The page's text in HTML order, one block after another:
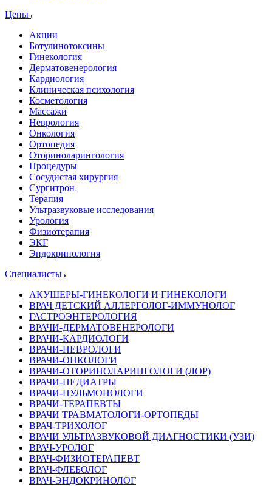
Цены
Акции
Ботулинотоксины
Гинекология
Дерматовенерология
Кардиология
Клиническая психология
Косметология
Массажи
Неврология
Онкология
Ортопедия
Оториноларингология
Процедуры
Сосудистая хирургия
Сургитрон
Терапия
Ультразвуковые исследования
Урология
Физиотерапия
ЭКГ
Эндокринология
Специалисты
АКУШЕРЫ-ГИНЕКОЛОГИ И ГИНЕКОЛОГИ
ВРАЧ ДЕТСКИЙ АЛЛЕРГОЛОГ-ИММУНОЛОГ
ГАСТРОЭНТЕРОЛОГИЯ
ВРАЧИ-ДЕРМАТОВЕНЕРОЛОГИ
ВРАЧИ-КАРДИОЛОГИ
ВРАЧИ-НЕВРОЛОГИ
ВРАЧИ-ОНКОЛОГИ
ВРАЧИ-ОТОРИНОЛАРИНГОЛОГИ (ЛОР)
ВРАЧИ-ПЕДИАТРЫ
ВРАЧИ-ПУЛЬМОНОЛОГИ
ВРАЧИ-ТЕРАПЕВТЫ
ВРАЧИ ТРАВМАТОЛОГИ-ОРТОПЕДЫ
ВРАЧ-ТРИХОЛОГ
ВРАЧИ УЛЬТРАЗВУКОВОЙ ДИАГНОСТИКИ (УЗИ)
ВРАЧ-УРОЛОГ
ВРАЧ-ФИЗИОТЕРАПЕВТ
ВРАЧ-ФЛЕБОЛОГ
ВРАЧ-ЭНДОКРИНОЛОГ